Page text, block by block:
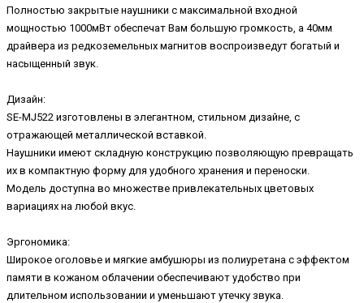
Полностью закрытые наушники с максимальной входной
мощностью 1000мВт обеспечат Вам большую громкость, а 40мм
драйвера из редкоземельных магнитов воспроизведут богатый и
насыщенный звук.
Дизайн:
SE-MJ522 изготовлены в элегантном, стильном дизайне, с
отражающей металлической вставкой.
Наушники имеют складную конструкцию позволяющую превращать
их в компактную форму для удобного хранения и переноски.
Модель доступна во множестве привлекательных цветовых
вариациях на любой вкус.
Эргономика:
Широкое оголовье и мягкие амбушюры из полиуретана с эффектом
памяти в кожаном облачении обеспечивают удобство при
длительном использовании и уменьшают утечку звука.